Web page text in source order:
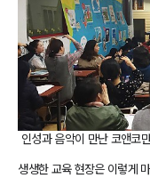
인성과 음악이 만난 코앤코
생생한 교육 현장은 이렇게